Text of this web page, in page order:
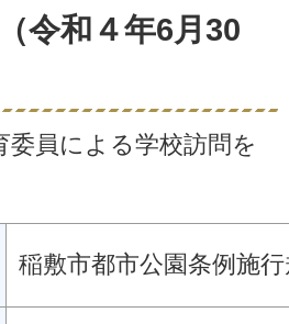
令和４年6月30
員による学校訪問を
稲敷市都市公園条例施